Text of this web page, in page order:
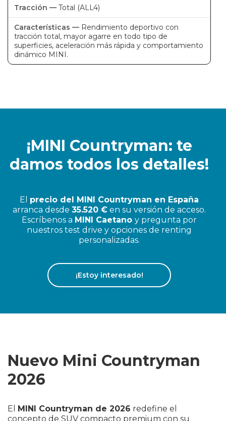
Total (ALL4)
Rendimiento deportivo con
tracción total, mayor agarre en todo tipo de
superficies, aceleración más rápida y comportamiento
dinámico MINI.
¡MINI Countryman: te
damos todos los detalles!
El precio del MINI Countryman en España
arranca desde 35.520 € en su versión de acceso.
Escríbenos a MINI Caetano y pregunta por
nuestros test drive y opciones de renting
personalizadas.
¡Estoy interesado!
Nuevo Mini Countryman
2026
El MINI Countryman de 2026 redefine el
concepto de SUV compacto premium con su